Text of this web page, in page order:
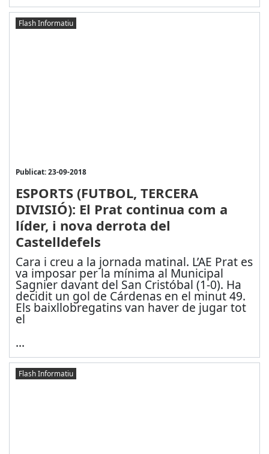
Flash Informatiu
Publicat: 23-09-2018
ESPORTS (FUTBOL, TERCERA
DIVISIÓ): El Prat continua com a
líder, i nova derrota del
Castelldefels
Cara i creu a la jornada matinal. L’AE Prat es
va imposar per la mínima al Municipal
Sagnier davant del San Cristóbal (1-0). Ha
decidit un gol de Cárdenas en el minut 49.
Els baixllobregatins van haver de jugar tot
el
...
Flash Informatiu